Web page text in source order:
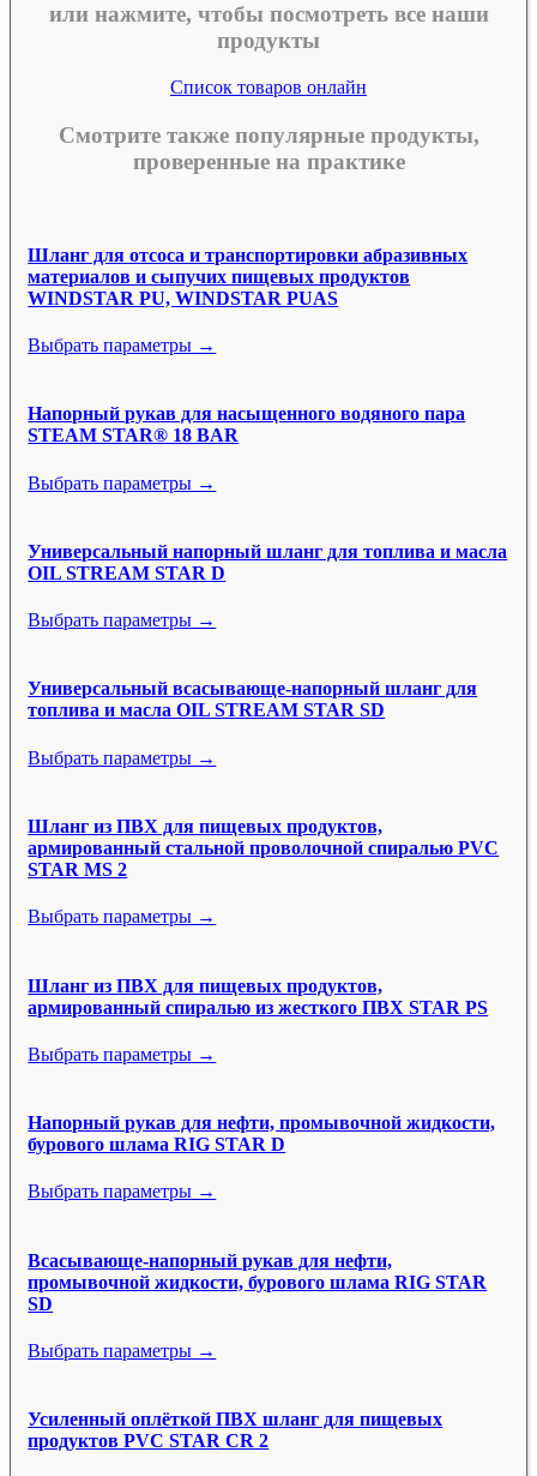
или нажмите, чтобы посмотреть все наши
продукты
Список товаров онлайн
Смотрите также популярные продукты,
проверенные на практике
Шланг для отсоса и транспортировки абразивных
материалов и сыпучих пищевых продуктов
WINDSTAR PU, WINDSTAR PUAS
Выбрать параметры →
Напорный рукав для насыщенного водяного пара
STEAM STAR® 18 BAR
Выбрать параметры →
Универсальный напорный шланг для топлива и масла
OIL STREAM STAR D
Выбрать параметры →
Универсальный всасывающе-напорный шланг для
топлива и масла OIL STREAM STAR SD
Выбрать параметры →
Шланг из ПВХ для пищевых продуктов,
армированный стальной проволочной спиралью PVC
STAR MS 2
Выбрать параметры →
Шланг из ПВХ для пищевых продуктов,
армированный спиралью из жесткого ПВХ STAR PS
Выбрать параметры →
Напорный рукав для нефти, промывочной жидкости,
бурового шлама RIG STAR D
Выбрать параметры →
Всасывающе-напорный рукав для нефти,
промывочной жидкости, бурового шлама RIG STAR
SD
Выбрать параметры →
Усиленный оплёткой ПВХ шланг для пищевых
продуктов PVC STAR CR 2